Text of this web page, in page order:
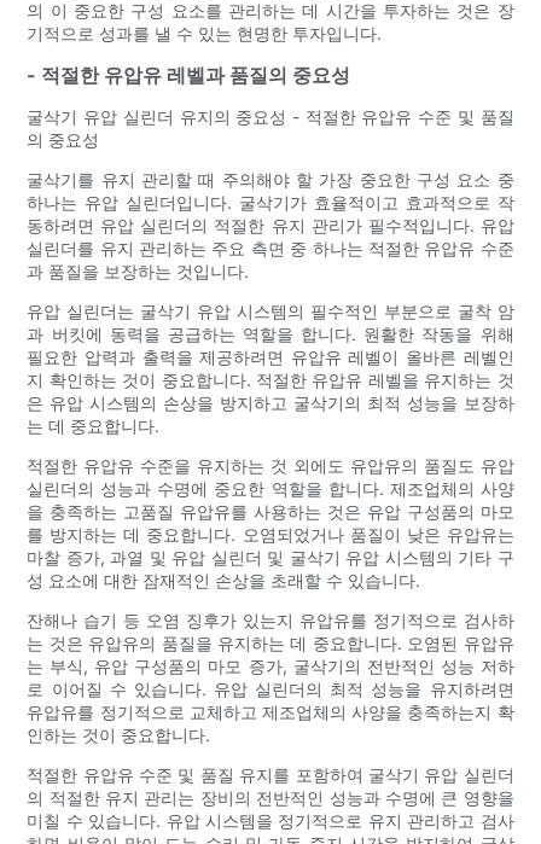
의 이 중요한 구성 요소를 관리하는 데 시간을 투자하는 것은 장
기적으로 성과를 낼 수 있는 현명한 투자입니다.
- 적절한 유압유 레벨과 품질의 중요성
굴삭기 유압 실린더 유지의 중요성 - 적절한 유압유 수준 및 품질
의 중요성
굴삭기를 유지 관리할 때 주의해야 할 가장 중요한 구성 요소 중
하나는 유압 실린더입니다. 굴삭기가 효율적이고 효과적으로 작
동하려면 유압 실린더의 적절한 유지 관리가 필수적입니다. 유압
실린더를 유지 관리하는 주요 측면 중 하나는 적절한 유압유 수준
과 품질을 보장하는 것입니다.
유압 실린더는 굴삭기 유압 시스템의 필수적인 부분으로 굴착 암
과 버킷에 동력을 공급하는 역할을 합니다. 원활한 작동을 위해
필요한 압력과 출력을 제공하려면 유압유 레벨이 올바른 레벨인
지 확인하는 것이 중요합니다. 적절한 유압유 레벨을 유지하는 것
은 유압 시스템의 손상을 방지하고 굴삭기의 최적 성능을 보장하
는 데 중요합니다.
적절한 유압유 수준을 유지하는 것 외에도 유압유의 품질도 유압
실린더의 성능과 수명에 중요한 역할을 합니다. 제조업체의 사양
을 충족하는 고품질 유압유를 사용하는 것은 유압 구성품의 마모
를 방지하는 데 중요합니다. 오염되었거나 품질이 낮은 유압유는
마찰 증가, 과열 및 유압 실린더 및 굴삭기 유압 시스템의 기타 구
성 요소에 대한 잠재적인 손상을 초래할 수 있습니다.
잔해나 습기 등 오염 징후가 있는지 유압유를 정기적으로 검사하
는 것은 유압유의 품질을 유지하는 데 중요합니다. 오염된 유압유
는 부식, 유압 구성품의 마모 증가, 굴삭기의 전반적인 성능 저하
로 이어질 수 있습니다. 유압 실린더의 최적 성능을 유지하려면
유압유를 정기적으로 교체하고 제조업체의 사양을 충족하는지 확
인하는 것이 중요합니다.
적절한 유압유 수준 및 품질 유지를 포함하여 굴삭기 유압 실린더
의 적절한 유지 관리는 장비의 전반적인 성능과 수명에 큰 영향을
미칠 수 있습니다. 유압 시스템을 정기적으로 유지 관리하고 검사